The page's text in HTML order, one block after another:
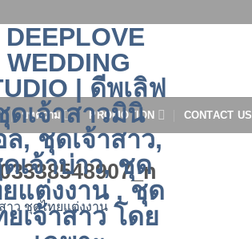
บทความ PROMOTION CONTACT US
าว ชุดไทยแต่งงาน